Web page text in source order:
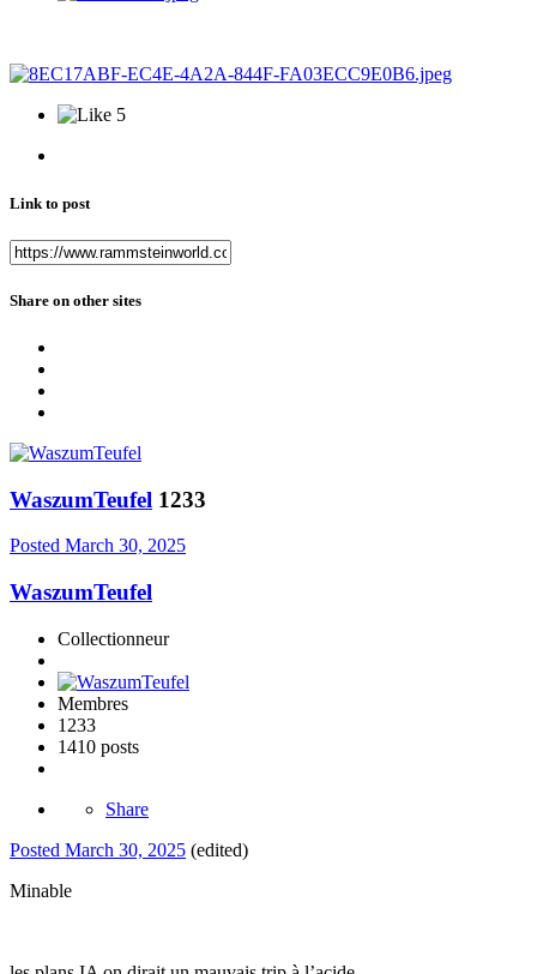
5
Link to post
Share on other sites
WaszumTeufel 1233
Posted March 30, 2025
WaszumTeufel
Collectionneur
Membres
1233
1410 posts
Share
Posted March 30, 2025 (edited)
Minable